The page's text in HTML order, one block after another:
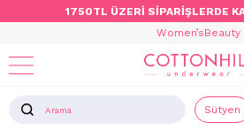
1750TL ÜZERİ SİPARİŞLERDE
Women’sBeauty
Sütyen